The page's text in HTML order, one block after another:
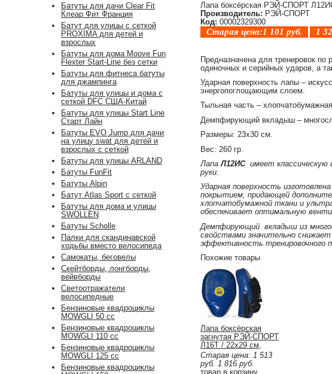
Лапа боксёрская РЭЙ-СПОРТ
Производитель: РЭЙ-СПОРТ
Код: 00002329300
Старая цена:1 101 руб. 1
Предназначена для тренировок
одиночных и серийных ударов, а
Ударная поверхность лапы –
энергопоглощающим слоем.
Тыльная часть –
Демпфирующий вкладыш –
Размеры: 23х30 см.
Вес: 260 гр.
ЛапаЛ12ИСимеет классическую
руки.
Ударная поверхность
покрытием, придающей
хлопчатобумажной ткани и
обеспечивает оптимальную
Демпфирующий вкладыш из
свойствами значительно
эффективность тренировочного
Похожие товары
Лапа боксёрская
загнутая РЭЙ-СПОРТ
Л16Т / 22х29 см,
синтетическая ткань с
ПВХ покрытием (тент)
Старая цена: 1 513
руб. 1 816 руб.
товар в корзину
Батуты для дачи Clear Fit
Клеар Фит Франция
Батут для улицы с сеткой
PROXIMA для детей и
взрослых
Батуты для дома Moove Fun
Flexter Start-Line без сетки
Батуты для фитнеса батуты
для джампинга
Батуты для улицы и дома с
сеткой DFC США-Китай
Батуты для улицы Start Line
Старт Лайн
Батуты EVO Jump для дачи
на улицу swat для детей и
взрослых с сеткой
Батуты для улицы ARLAND
Батуты FunFit
Батуты Alpin
Батут Atlas Sport с сеткой
Батуты для дома и улицы
SWOLLEN
Батуты Scholle
Палки для скандинавской
ходьбы вместо велосипеда
Самокаты, беговелы
Скейтборды, лонгборды,
вейвборды
Светоотражатели
велосипедные
Бензиновые квадроциклы
MOWGLI 50 cc
Бензиновые квадроциклы
MOWGLI 110 cc
Бензиновые квадроциклы
MOWGLI 125 cc
Бензиновые квадроциклы